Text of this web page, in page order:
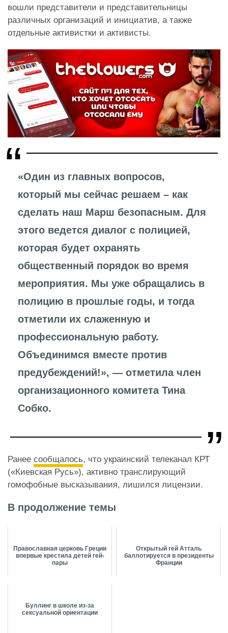
вошли представители и представительницы
различных организаций и инициатив, а также
отдельные активистки и активисты.
«Один из главных вопросов,
который мы сейчас решаем – как
сделать наш Марш безопасным. Для
этого ведется диалог с полицией,
которая будет охранять
общественный порядок во время
мероприятия. Мы уже обращались в
полицию в прошлые годы, и тогда
отметили их слаженную и
профессиональную работу.
Объединимся вместе против
предубеждений!», — отметила член
организационного комитета Тина
Собко.
Ранее сообщалось, что украинский телеканал КРТ
(«Киевская Русь»), активно транслирующий
гомофобные высказывания, лишился лицензии.
В продолжение темы
Православная церковь Греции
впервые крестила детей гей-
пары
Открытый гей Атталь
баллотируется в президенты
Франции
Буллинг в школе из-за
сексуальной ориентации